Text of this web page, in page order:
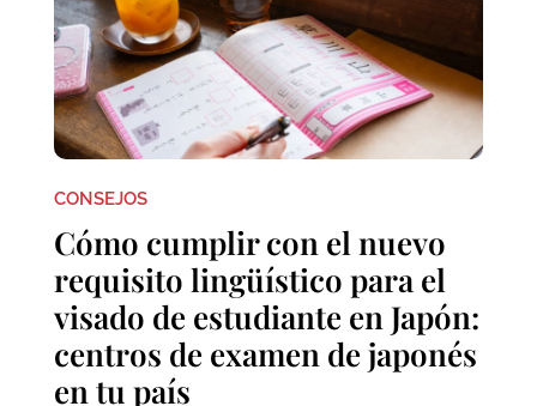
CONSEJOS
Cómo cumplir con el nuevo
requisito lingüístico para el
visado de estudiante en Japón:
centros de examen de japonés
en tu país